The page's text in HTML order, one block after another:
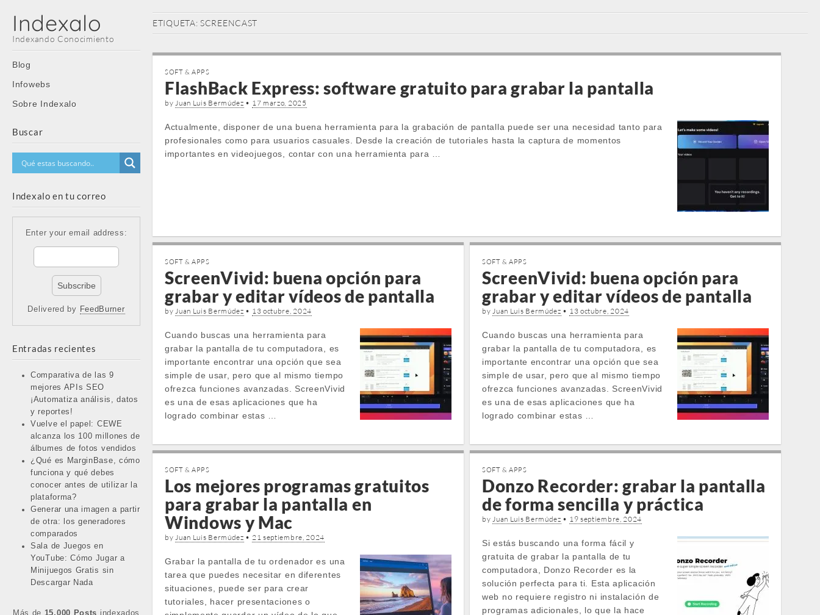
Indexalo
Indexando Conocimiento
Main
menu
Skip
content
Blog
Infowebs
Sobre Indexalo
Buscar
Indexalo en tu correo
Enter your email address:
Delivered by FeedBurner
Entradas recientes
Comparativa de las 9
mejores APIs SEO
¡Automatiza análisis, datos
y reportes!
Vuelve el papel: CEWE
alcanza los 100 millones de
álbumes de fotos vendidos
¿Qué es MarginBase, cómo
funciona y qué debes
conocer antes de utilizar la
plataforma?
Generar una imagen a partir
de otra: los generadores
comparados
Sala de Juegos en
YouTube: Cómo Jugar a
Minijuegos Gratis sin
Descargar Nada
Más de 15,000 Posts indexados
ETIQUETA: SCREENCAST
SOFT & APPS
FlashBack Express: software gratuito para grabar la pantalla
byJuan Luis Bermúdez • 17 marzo, 2025
Actualmente, disponer de una buena herramienta para la grabación de pantalla puede ser una necesidad tanto para
profesionales como para usuarios casuales. Desde la creación de tutoriales hasta la captura de momentos
importantes en videojuegos, contar con una herramienta para …
SOFT & APPS
ScreenVivid: buena opción para
grabar y editar vídeos de pantalla
byJuan Luis Bermúdez • 13 octubre, 2024
Cuando buscas una herramienta para
grabar la pantalla de tu computadora, es
importante encontrar una opción que sea
simple de usar, pero que al mismo tiempo
ofrezca funciones avanzadas. ScreenVivid
es una de esas aplicaciones que ha
logrado combinar estas …
SOFT & APPS
ScreenVivid: buena opción para
grabar y editar vídeos de pantalla
byJuan Luis Bermúdez • 13 octubre, 2024
Cuando buscas una herramienta para
grabar la pantalla de tu computadora, es
importante encontrar una opción que sea
simple de usar, pero que al mismo tiempo
ofrezca funciones avanzadas. ScreenVivid
es una de esas aplicaciones que ha
logrado combinar estas …
SOFT & APPS
Los mejores programas gratuitos
para grabar la pantalla en
Windows y Mac
byJuan Luis Bermúdez • 21 septiembre, 2024
Grabar la pantalla de tu ordenador es una
tarea que puedes necesitar en diferentes
situaciones, puede ser para crear
tutoriales, hacer presentaciones o
SOFT & APPS
Donzo Recorder: grabar la pantalla
de forma sencilla y práctica
byJuan Luis Bermúdez • 19 septiembre, 2024
Si estás buscando una forma fácil y
gratuita de grabar la pantalla de tu
computadora, Donzo Recorder es la
solución perfecta para ti. Esta aplicación
web no requiere registro ni instalación de
programas adicionales, lo que la hace